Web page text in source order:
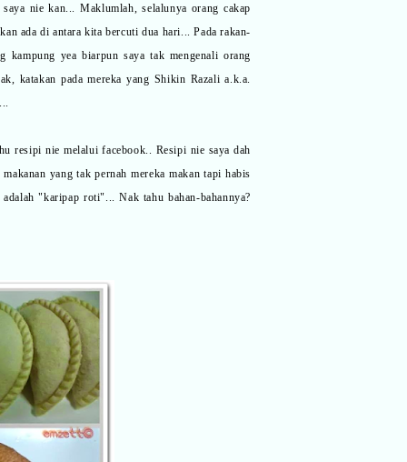
nie kan... Maklumlah, selalunya orang cakap
ada di antara kita bercuti dua hari... Pada rakan-
kampung yea biarpun saya tak mengenali orang
katakan pada mereka yang Shikin Razali a.k.a.
resipi nie melalui facebook.. Resipi nie saya dah
yang tak pernah mereka makan tapi habis
"karipap roti"... Nak tahu bahan-bahannya?